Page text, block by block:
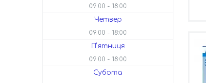
09:00 18:00
Четвер
09:00 18:00
Пʼятниця
09:00 18:00
Субота